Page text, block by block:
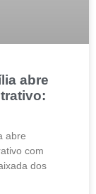
abre
abre
com
dos